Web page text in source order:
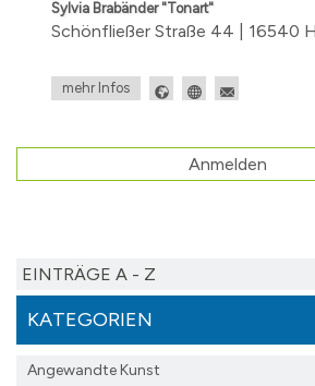
Sylvia Brabänder "Tonart"
Schönfließer Straße 44 | 16540
mehr Infos
Anmelden
EINTRÄGE A - Z
KATEGORIEN
Angewandte Kunst